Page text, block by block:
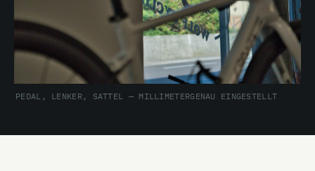
PEDAL, LENKER, SATTEL — MILLIMETERGENAU EINGESTELLT